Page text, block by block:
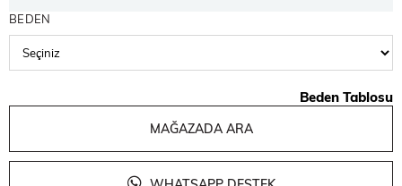
BEDEN
Beden Tablosu
MAĞAZADA ARA